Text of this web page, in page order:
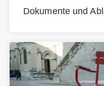
Dokumente und